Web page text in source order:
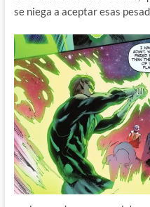
se niega a aceptar esas